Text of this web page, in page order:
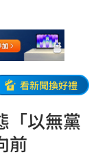
看新聞換好禮
「以無黨
前